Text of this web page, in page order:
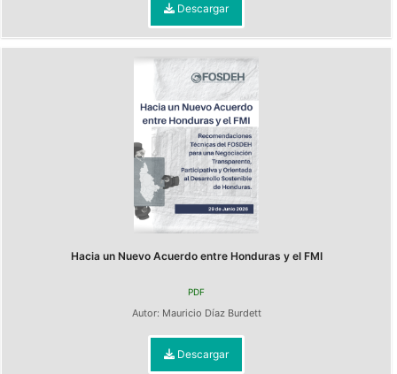
Descargar
Hacia un Nuevo Acuerdo entre Honduras y el FMI
PDF
Autor: Mauricio Díaz Burdett
Descargar